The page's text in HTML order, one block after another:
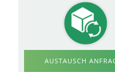
AUSTAUSCH